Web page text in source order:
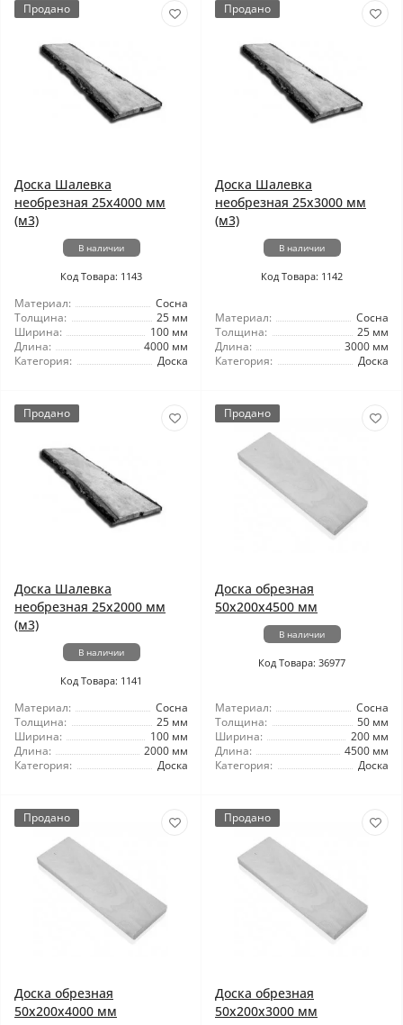
Продано
Доска Шалевка
необрезная 25x4000 мм
(м3)
В наличии
Код Товара: 1143
Материал:
Сосна
Толщина:
25 мм
Ширина:
100 мм
Длина:
4000 мм
Категория:
Доска
Продано
Доска Шалевка
необрезная 25x3000 мм
(м3)
В наличии
Код Товара: 1142
Материал:
Сосна
Толщина:
25 мм
Длина:
3000 мм
Категория:
Доска
Продано
Доска Шалевка
необрезная 25x2000 мм
(м3)
В наличии
Код Товара: 1141
Материал:
Сосна
Толщина:
25 мм
Ширина:
100 мм
Длина:
2000 мм
Категория:
Доска
Продано
Доска обрезная
50x200x4500 мм
В наличии
Код Товара: 36977
Материал:
Сосна
Толщина:
50 мм
Ширина:
200 мм
Длина:
4500 мм
Категория:
Доска
Продано
Доска обрезная
50x200x4000 мм
Продано
Доска обрезная
50x200x3000 мм